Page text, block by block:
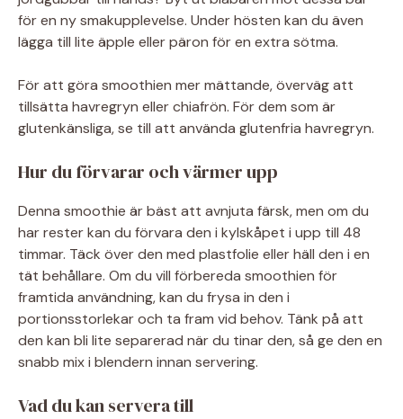
för en ny smakupplevelse. Under hösten kan du även
lägga till lite äpple eller päron för en extra sötma.
För att göra smoothien mer mättande, överväg att
tillsätta havregryn eller chiafrön. För dem som är
glutenkänsliga, se till att använda glutenfria havregryn.
Hur du förvarar och värmer upp
Denna smoothie är bäst att avnjuta färsk, men om du
har rester kan du förvara den i kylskåpet i upp till 48
timmar. Täck över den med plastfolie eller häll den i en
tät behållare. Om du vill förbereda smoothien för
framtida användning, kan du frysa in den i
portionsstorlekar och ta fram vid behov. Tänk på att
den kan bli lite separerad när du tinar den, så ge den en
snabb mix i blendern innan servering.
Vad du kan servera till